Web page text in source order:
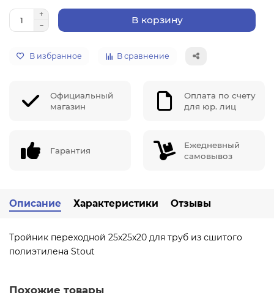
В корзину
В избранное В сравнение
Официальный
магазин
Оплата по счету
для юр. лиц
Гарантия
Ежедневный
самовывоз
Описание Характеристики Отзывы
Тройник переходной 25x25x20 для труб из сшитого
полиэтилена Stout
Похожие товары